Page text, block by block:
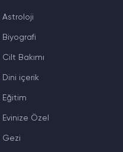
Astroloji
Biyografi
Cilt Bakımı
Dini içerik
Eğitim
Evinize Özel
Gezi